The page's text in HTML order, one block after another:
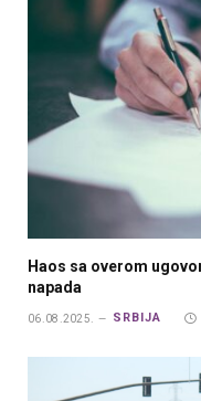
Haos sa overom
napada
06.08.2025. SRBIJA